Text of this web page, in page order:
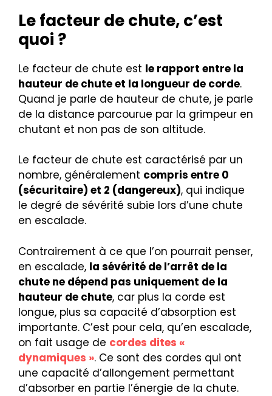
Le facteur de chute, c’est
quoi ?
Le facteur de chute est le rapport entre la
hauteur de chute et la longueur de corde.
Quand je parle de hauteur de chute, je parle
de la distance parcourue par la grimpeur en
chutant et non pas de son altitude.
Le facteur de chute est caractérisé par un
nombre, généralement compris entre 0
(sécuritaire) et 2 (dangereux), qui indique
le degré de sévérité subie lors d’une chute
en escalade.
Contrairement à ce que l’on pourrait penser,
en escalade, la sévérité de l’arrêt de la
chute ne dépend pas uniquement de la
hauteur de chute, car plus la corde est
longue, plus sa capacité d’absorption est
importante. C’est pour cela, qu’en escalade,
on fait usage de cordes dites «
dynamiques ». Ce sont des cordes qui ont
une capacité d’allongement permettant
d’absorber en partie l’énergie de la chute.